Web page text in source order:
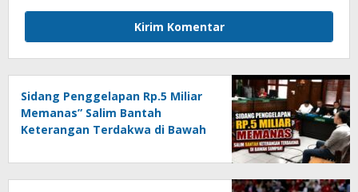
Sidang Penggelapan Rp.5 Miliar
Memanas” Salim Bantah
Keterangan Terdakwa di Bawah